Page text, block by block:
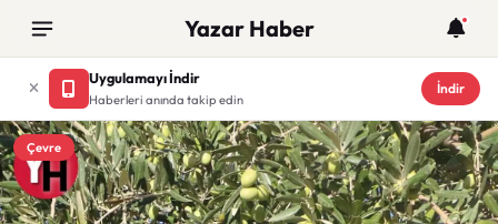
Yazar Haber
Uygulamayı İndir
Haberleri anında takip edin
İndir
Çevre